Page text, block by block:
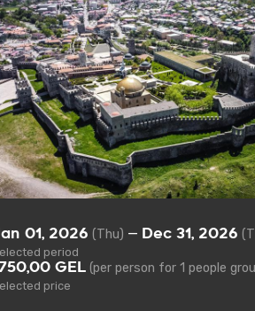
01, 2026 (Thu) — Dec 31, 2026
period
GEL (per person for 1 people
price